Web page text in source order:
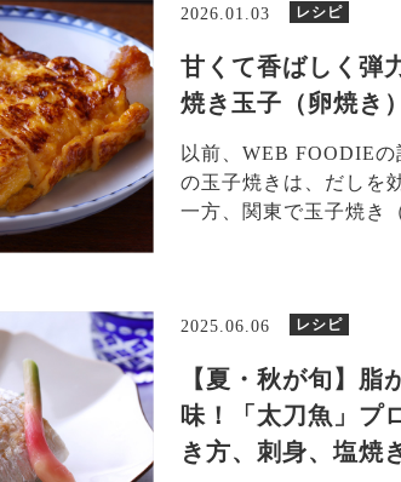
2026.01.03 レシピ
甘くて香ばしく弾
焼き玉子（卵焼き
以前、WEB FOODIE
の玉子焼きは、だしを
一方、関東で玉子焼き
2025.06.06 レシピ
【夏・秋が旬】脂
味！「太刀魚」プ
き方、刺身、塩焼